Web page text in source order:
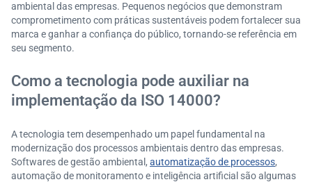
ambiental das empresas. Pequenos negócios que demonstram
comprometimento com práticas sustentáveis podem fortalecer sua
marca e ganhar a confiança do público, tornando-se referência em
seu segmento.
Como a tecnologia pode auxiliar na
implementação da ISO 14000?
A tecnologia tem desempenhado um papel fundamental na
modernização dos processos ambientais dentro das empresas.
Softwares de gestão ambiental, automatização de processos,
automação de monitoramento e inteligência artificial são algumas